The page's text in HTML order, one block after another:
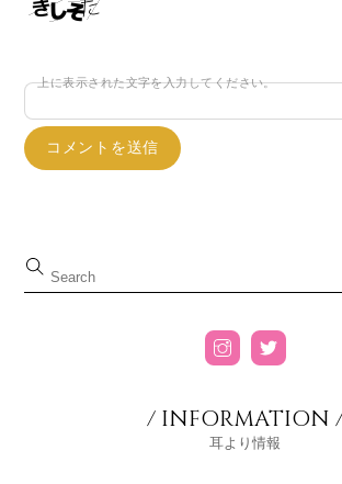
上に表示された文字を入力してください。
/ INFORMATION
耳より情報